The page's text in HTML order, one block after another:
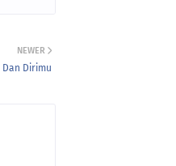
NEWER
Dirimu